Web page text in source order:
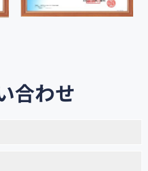
合わせ